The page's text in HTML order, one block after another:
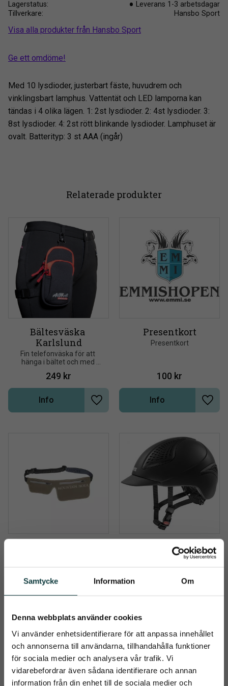
Samtycke Information Om
Denna webbplats använder cookies
Vi använder enhetsidentifierare för att anpassa innehållet
och annonserna till användarna, tillhandahålla funktioner
för sociala medier och analysera vår trafik. Vi
vidarebefordrar även sådana identifierare och annan
information från din enhet till de sociala medier och
Lagerstatus
Leverans 1-3 arbetsdagar
Tillverkare
Hansbo Sport
Visa alla produkter från Hansbo Sport
Ge ett omdöme!
Med 10 lysdioder, justerbart fäste, huvudrem och
vinklingsbart lamphus. Vattentät och LED lamporna kan
tändas i 4 olika lägen. 1: 2st lysdioder. 2: 4st lysdioder. 3:
8st lysdioder. 4: 2st rött blinkande lysdioder. Lamphuset är
ovalt. Batterityp: 3 st AAA (ingår)
Relaterade produkter
Bältesväska
Karlslund
Fin telefonväska för att
hänga i bältet och med
stabilitet under ridning
249 kr
Lägg till i önskelista
Info
Presentkort
Presentkort
100 kr
Lägg
Info
Smart justerbar väska, lätt
vikt, ger snabb åtkomst till
din mobil och mer.
Lägg till i önskelista
Info
Uvex Exxential III
Uvex Exxential III är en lätt
ridhjälm med bästa
Lägg
Info
37%